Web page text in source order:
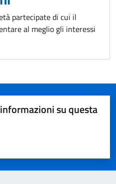
partecipate di cui il
al meglio gli interessi
su questa
su 5
5